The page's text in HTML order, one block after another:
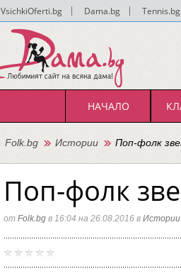
VsichkiOferti.bg Dama.bg Tennis.bg
НАЧАЛО
Folk.bg Истории Поп-фолк
Поп-фолк
от Folk.bg в 16:04 на 26.08.2016 в Истории
звездите